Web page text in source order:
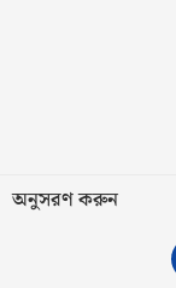
অনুসরণ করুন